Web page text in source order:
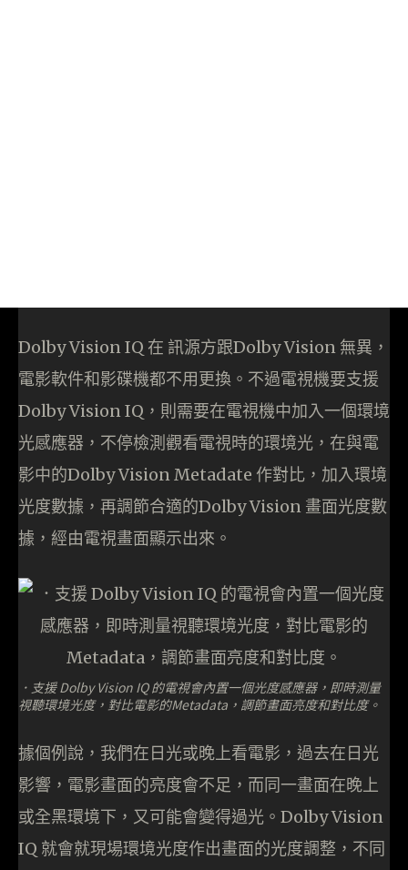
Dolby Vision IQ 在 訊源方跟Dolby Vision 無異，
電影軟件和影碟機都不用更換。不過電視機要支援
Dolby Vision IQ，則需要在電視機中加入一個環境
光感應器，不停檢測觀看電視時的環境光，在與電
影中的Dolby Vision Metadate 作對比，加入環境
光度數據，再調節合適的Dolby Vision 畫面光度數
據，經由電視畫面顯示出來。
．支援 Dolby Vision IQ 的電視會內置一個光度感應器，即時測量
視聽環境光度，對比電影的Metadata，調節畫面亮度和對比度。
據個例說，我們在日光或晚上看電影，過去在日光
影響，電影畫面的亮度會不足，而同一畫面在晚上
或全黑環境下，又可能會變得過光。Dolby Vision
IQ 就會就現場環境光度作出畫面的光度調整，不同